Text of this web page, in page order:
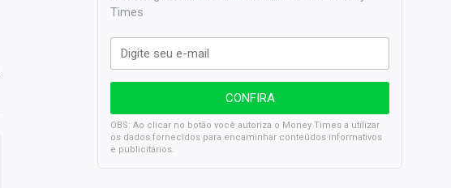
Times
OBS: Ao clicar no botão você autoriza o Money Times a utilizar
os dados fornecidos para encaminhar conteúdos informativos
e publicitários.
SELIC em 14%: A repercussão da decisão sobre os JUROS